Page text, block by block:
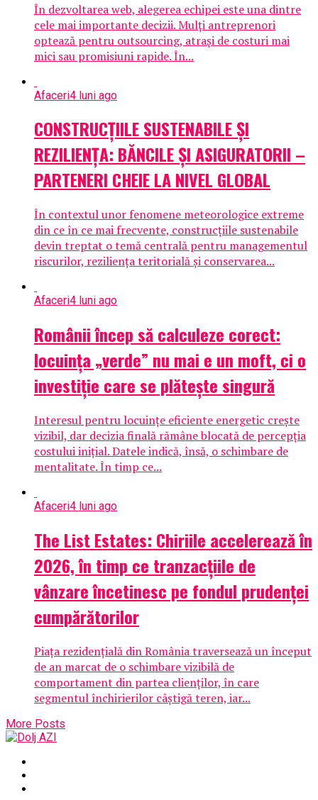
În dezvoltarea web, alegerea echipei este una dintre
cele mai importante decizii. Mulți antreprenori
optează pentru outsourcing, atrași de costuri mai
mici sau promisiuni rapide. În...
Afaceri4 luni ago
CONSTRUCȚIILE SUSTENABILE ȘI
REZILIENȚA: BĂNCILE ȘI ASIGURATORII –
PARTENERI CHEIE LA NIVEL GLOBAL
În contextul unor fenomene meteorologice extreme
din ce în ce mai frecvente, construcțiile sustenabile
devin treptat o temă centrală pentru managementul
riscurilor, reziliența teritorială și conservarea...
Afaceri4 luni ago
Românii încep să calculeze corect:
locuința „verde” nu mai e un moft, ci o
investiție care se plătește singură
Interesul pentru locuințe eficiente energetic crește
vizibil, dar decizia finală rămâne blocată de percepția
costului inițial. Datele indică, însă, o schimbare de
mentalitate. În timp ce...
Afaceri4 luni ago
The List Estates: Chiriile accelerează în
2026, în timp ce tranzacțiile de
vânzare încetinesc pe fondul prudenței
cumpărătorilor
Piața rezidențială din România traversează un început
de an marcat de o schimbare vizibilă de
comportament din partea clienților, în care
segmentul închirierilor câștigă teren, iar...
More Posts